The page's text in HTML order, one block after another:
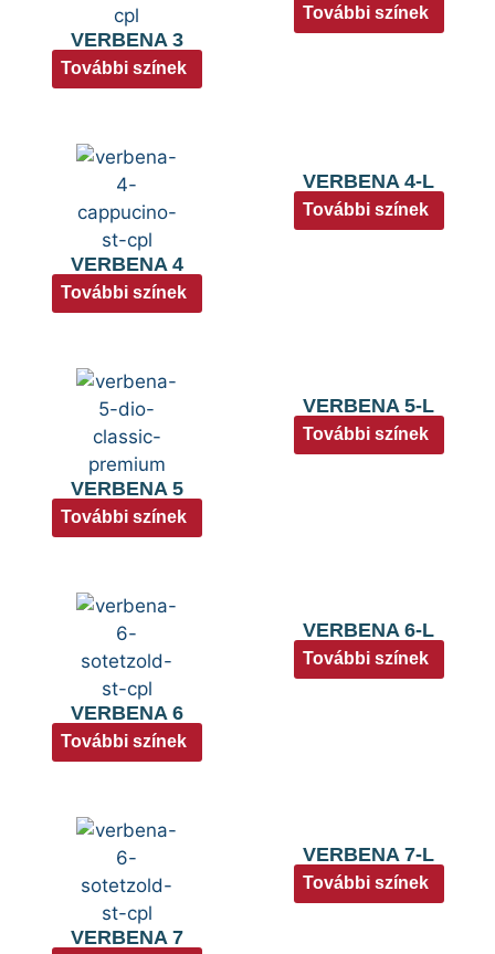
VERBENA 3
További színek
További színek
VERBENA 4
További színek
VERBENA 4-L
További színek
VERBENA 5
További színek
VERBENA 5-L
További színek
VERBENA 6
További színek
VERBENA 6-L
További színek
VERBENA 7
VERBENA 7-L
További színek